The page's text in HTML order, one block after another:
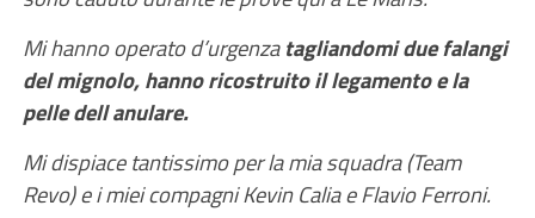
Mi hanno operato d’urgenzatagliandomi due falangi
del mignolo, hanno ricostruito il legamento e la
pelle dell anulare.
Mi dispiace tantissimo per la mia squadra (Team
Revo) e i miei compagni Kevin Calia e Flavio Ferroni.